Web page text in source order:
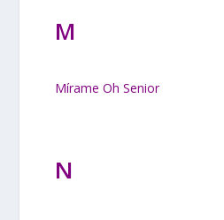
M
Mírame Oh Senior
N